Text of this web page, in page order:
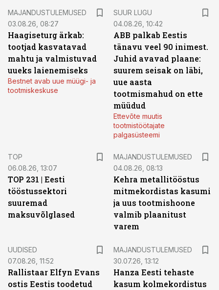
MAJANDUSTULEMUSED
03.08.26, 08:27
Haagiseturg ärkab:
tootjad kasvatavad
mahtu ja valmistuvad
uueks laienemiseks
Bestnet avab uue müügi- ja
tootmiskeskuse
SUUR LUGU
04.08.26, 10:42
ABB palkab Eestis
tänavu veel 90 inimest.
Juhid avavad plaane:
suurem seisak on läbi,
uue aasta
tootmismahud on ette
müüdud
Ettevõte muutis
tootmistöötajate
palgasüsteemi
TOP
06.08.26, 13:07
TOP 231 | Eesti
tööstussektori
suuremad
maksuvõlglased
MAJANDUSTULEMUSED
04.08.26, 08:13
Kehra metallitööstus
mitmekordistas kasumi
ja uus tootmishoone
valmib plaanitust
varem
UUDISED
07.08.26, 11:52
Rallistaar Elfyn Evans
ostis Eestis toodetud
MAJANDUSTULEMUSED
30.07.26, 13:12
Hanza Eesti tehaste
kasum kolmekordistus